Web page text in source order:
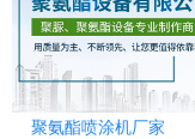
聚氨酯喷涂机厂家